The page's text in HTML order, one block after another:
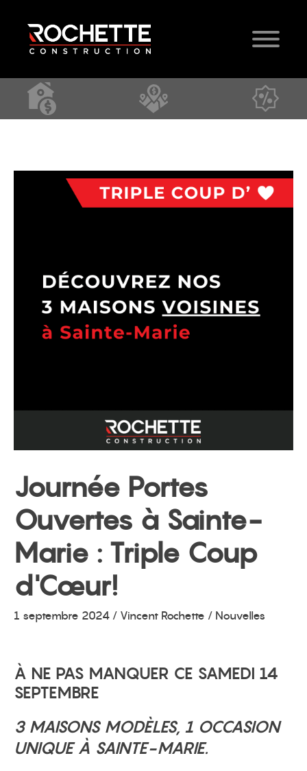
Journée Portes
Ouvertes à Sainte-
Marie : Triple Coup
d'Cœur!
1 septembre 2024 / Vincent Rochette / Nouvelles
À NE PAS MANQUER CE SAMEDI 14
SEPTEMBRE
3 MAISONS MODÈLES, 1 OCCASION
UNIQUE À SAINTE-MARIE.